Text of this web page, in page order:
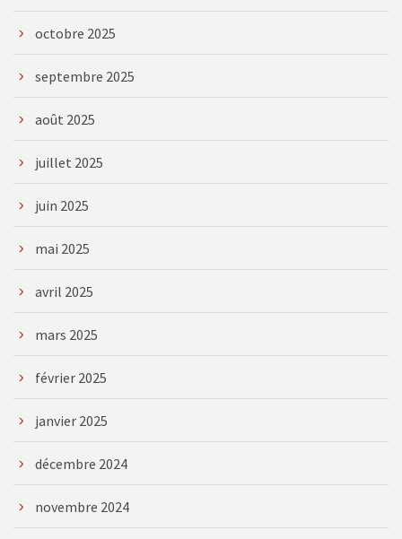
octobre 2025
septembre 2025
août 2025
juillet 2025
juin 2025
mai 2025
avril 2025
mars 2025
février 2025
janvier 2025
décembre 2024
novembre 2024